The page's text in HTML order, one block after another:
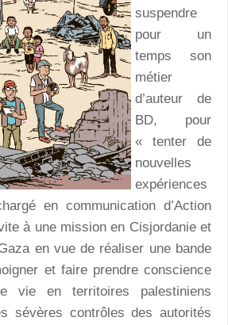
suspendre
pour un
temps son
métier
d’auteur de
BD, pour
« tenter de
nouvelles
expériences
en communication d’Action
à une mission en Cisjordanie et
en vue de réaliser une bande
et faire prendre conscience
vie en territoires palestiniens
sévères contrôles des autorités